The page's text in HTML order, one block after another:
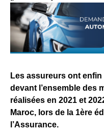
Les assureurs ont
devant l’ensemble des
réalisées en 2021 et
Maroc, lors de la 1ère
l’Assurance.